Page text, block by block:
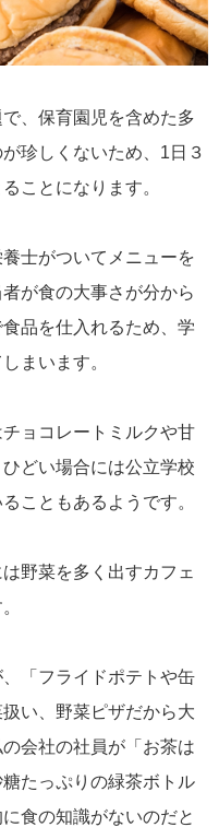
、保育園児を含めた多
珍しくないため、1日３
ことになります。
士がついてメニューを
が食の大事さが分から
品を仕入れるため、学
まいます。
ョコレートミルクや甘
どい場合には公立学校
こともあるようです。
野菜を多く出すカフェ
「フライドポテトや缶
い、野菜ピザだから大
会社の社員が「お茶は
たっぷりの緑茶ボトル
食の知識がないのだと